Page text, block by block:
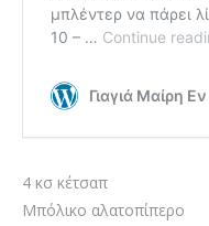
4 κσ κέτσαπ
Μπόλικο αλατοπίπερο